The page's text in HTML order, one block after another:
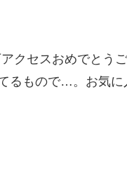
クセスおめでとう
るもので…。お気